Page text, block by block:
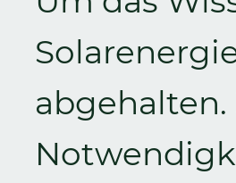
abgehalten.